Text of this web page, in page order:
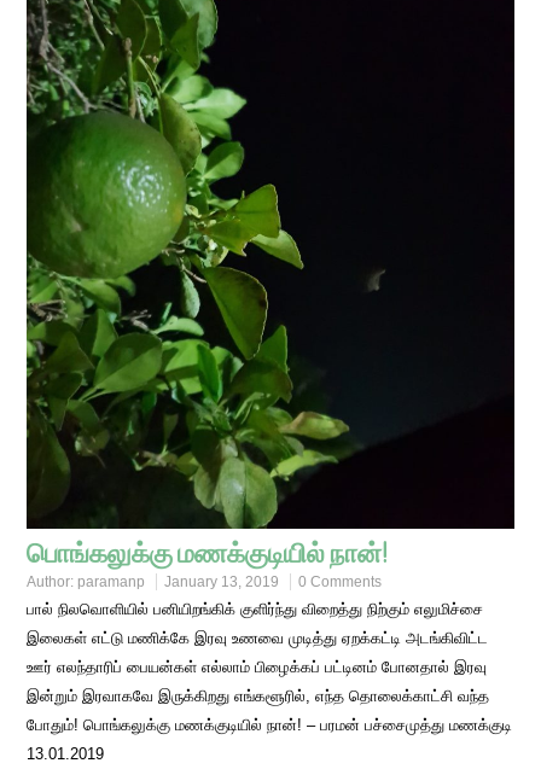
பொங்கலுக்கு மணக்குடியில் நான்!
Author: paramanp January 13, 2019 0 Comments
பால் நிலவொளியில் பனியிறங்கிக் குளிர்ந்து விறைத்து நிற்கும் எலுமிச்சை
இலைகள் எட்டு மணிக்கே இரவு உணவை முடித்து ஏறக்கட்டி அடங்கிவிட்ட
ஊர் எலந்தாரிப் பையன்கள் எல்லாம் பிழைக்கப் பட்டினம் போனதால் இரவு
இன்றும் இரவாகவே இருக்கிறது எங்களூரில், எந்த தொலைக்காட்சி வந்த
போதும்! பொங்கலுக்கு மணக்குடியில் நான்! – பரமன் பச்சைமுத்து மணக்குடி
13.01.2019